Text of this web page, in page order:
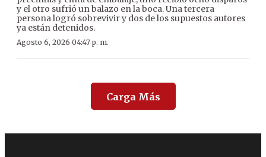
y el otro sufrió un balazo en la boca. Una tercera
persona logró sobrevivir y dos de los supuestos autores
ya están detenidos.
Agosto 6, 2026 04:47 p. m.
Carga Más